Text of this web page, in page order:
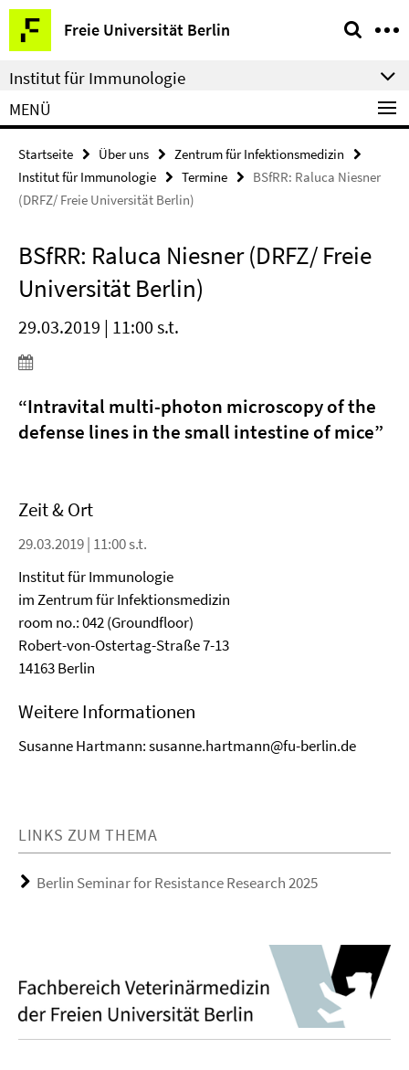
Springe
direkt
zu
Inhalt
Freie Universität Berlin
Service-
Navigation
Institut für Immunologie
MENÜ
Startseite Über uns
Zentrum für Infektionsmedizin
Institut für Immunologie
Termine
BSfRR: Raluca Niesner
(DRFZ/ Freie Universität Berlin)
BSfRR: Raluca Niesner (DRFZ/ Freie
Universität Berlin)
29.03.2019 | 11:00 s.t.
“Intravital multi-photon microscopy of the
defense lines in the small intestine of mice”
Zeit & Ort
29.03.2019 | 11:00 s.t.
Institut für Immunologie
im Zentrum für Infektionsmedizin
room no.: 042 (Groundfloor)
Robert-von-Ostertag-Straße 7-13
14163 Berlin
Weitere Informationen
Susanne Hartmann: susanne.hartmann@fu-berlin.de
LINKS ZUM THEMA
Berlin Seminar for Resistance Research 2025